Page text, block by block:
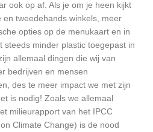
ook op af. Als je om je heen kijkt
tweedehands winkels, meer
opties op de menukaart en in
steeds minder plastic toegepast in
allemaal dingen die wij van
bedrijven en mensen
des te meer impact we met zijn
is nodig! Zoals we allemaal
milieurapport van het IPCC
Climate Change) is de nood